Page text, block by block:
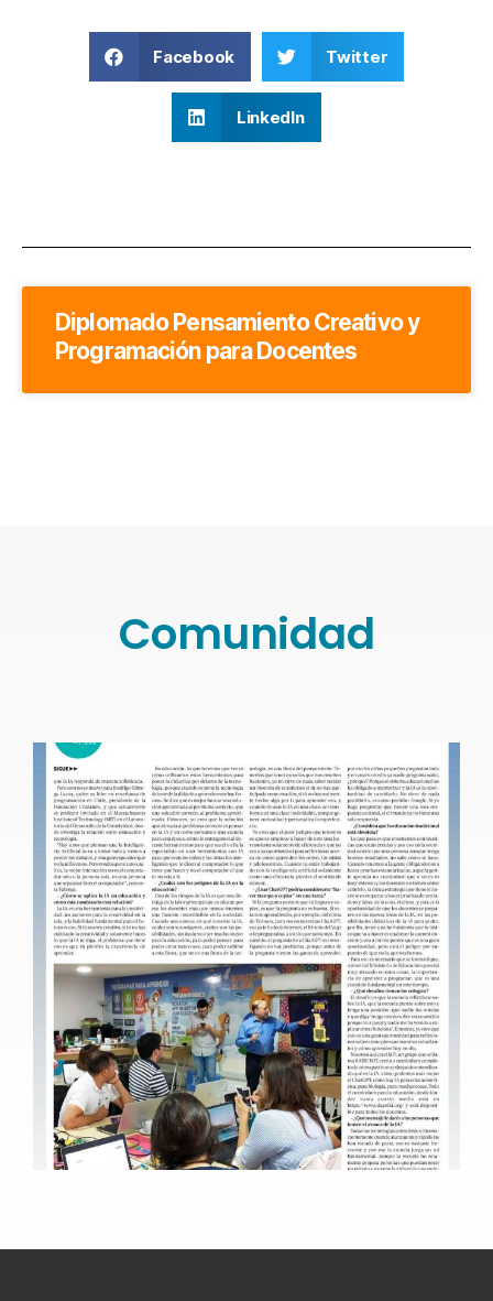
Facebook Twitter
LinkedIn
Diplomado Pensamiento Creativo y
Programación para Docentes
Comunidad